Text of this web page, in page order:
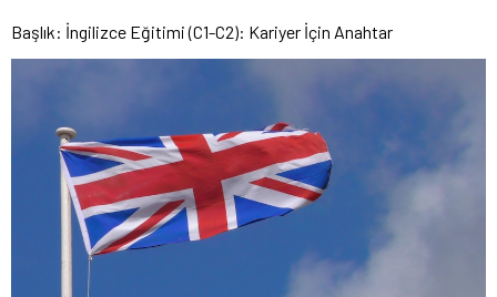
Başlık: İngilizce Eğitimi (C1-C2): Kariyer İçin Anahtar